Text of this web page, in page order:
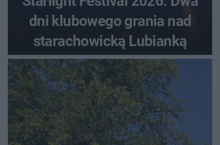
dni klubowego grania nad
starachowicką Lubianką